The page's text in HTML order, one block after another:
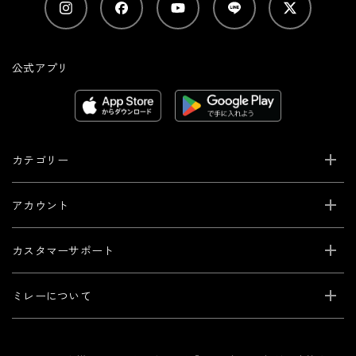
公式アプリ
カテゴリー
アカウント
カスタマーサポート
ミレーについて